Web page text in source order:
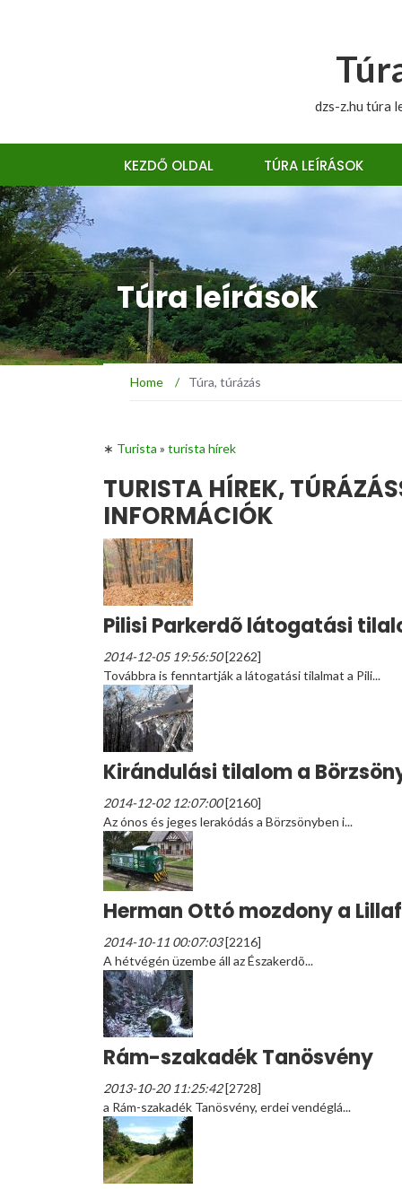
dzs-z.hu túra
KEZDŐ OLDAL TÚRA LEÍRÁSOK
Túra leírások
Home / Túra, túrázás
∗ Turista » turista hírek
TURISTA HÍREK,
INFORMÁCIÓK
Pilisi Parkerdõ látogatási
2014-12-05 19:56:50[2262]
Továbbra is fenntartják a látogatási tilalmat a Pili...
Kirándulási tilalom a
2014-12-02 12:07:00[2160]
Az ónos és jeges lerakódás a Börzsönyben i...
Herman Ottó mozdony a
2014-10-11 00:07:03[2216]
A hétvégén üzembe áll az Északerdõ...
Rám-szakadék Tanösvény
2013-10-20 11:25:42[2728]
a Rám-szakadék Tanösvény, erdei vendéglá...